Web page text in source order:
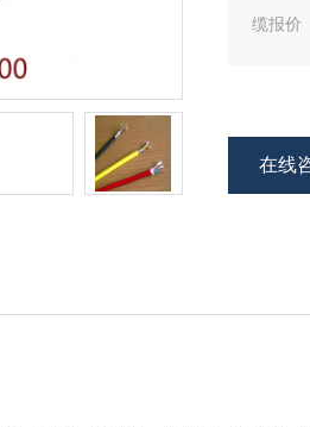
缆报价
在线